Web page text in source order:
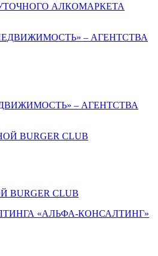
АЛКОМАРКЕТА
– АГЕНТСТВА
CLUB